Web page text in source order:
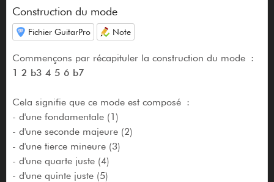
Construction du mode
Fichier GuitarPro Note
Commençons par récapituler la construction du mode :
1 2 b3 4 5 6 b7
Cela signifie que ce mode est composé :
- d'une fondamentale (1)
- d'une seconde majeure (2)
- d'une tierce mineure (3)
- d'une quarte juste (4)
- d'une quinte juste (5)